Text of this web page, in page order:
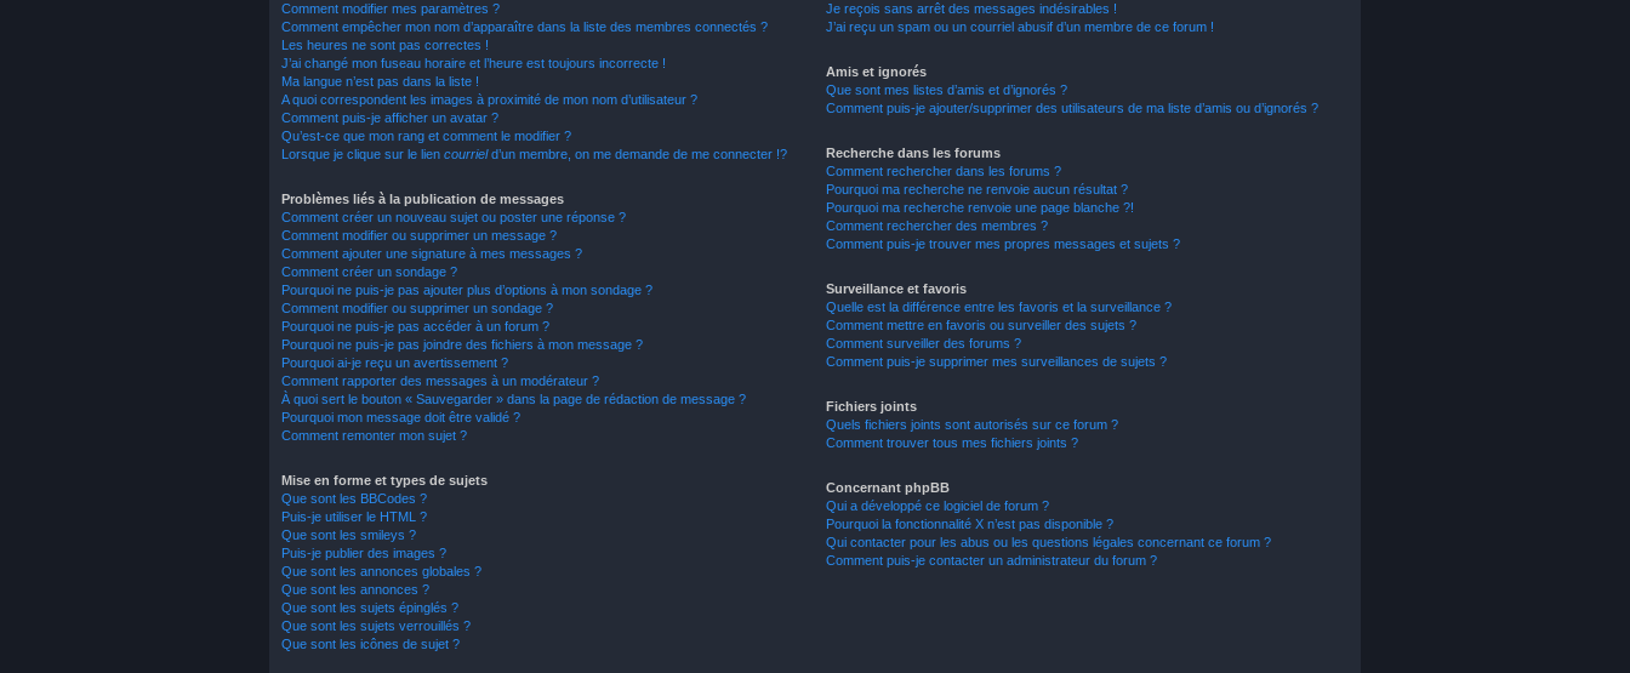
Comment modifier mes paramètres ?
Comment empêcher mon nom d’apparaître dans la liste des membres connectés ?
Les heures ne sont pas correctes !
J’ai changé mon fuseau horaire et l’heure est toujours incorrecte !
Ma langue n’est pas dans la liste !
A quoi correspondent les images à proximité de mon nom d’utilisateur ?
Comment puis-je afficher un avatar ?
Qu’est-ce que mon rang et comment le modifier ?
Lorsque je clique sur le lien courrield’un membre, on me demande de me connecter !?
Problèmes liés à la publication de messages
Comment créer un nouveau sujet ou poster une réponse ?
Comment modifier ou supprimer un message ?
Comment ajouter une signature à mes messages ?
Comment créer un sondage ?
Pourquoi ne puis-je pas ajouter plus d’options à mon sondage ?
Comment modifier ou supprimer un sondage ?
Pourquoi ne puis-je pas accéder à un forum ?
Pourquoi ne puis-je pas joindre des fichiers à mon message ?
Pourquoi ai-je reçu un avertissement ?
Comment rapporter des messages à un modérateur ?
À quoi sert le bouton « Sauvegarder » dans la page de rédaction de message ?
Pourquoi mon message doit être validé ?
Comment remonter mon sujet ?
Mise en forme et types de sujets
Que sont les BBCodes ?
Puis-je utiliser le HTML ?
Que sont les smileys ?
Puis-je publier des images ?
Que sont les annonces globales ?
Que sont les annonces ?
Que sont les sujets épinglés ?
Que sont les sujets verrouillés ?
Que sont les icônes de sujet ?
Je reçois sans arrêt des messages indésirables !
J’ai reçu un spam ou un courriel abusif d’un membre de ce forum !
Amis et ignorés
Que sont mes listes d’amis et d’ignorés ?
Comment puis-je ajouter/supprimer des utilisateurs de ma liste d’amis ou d’ignorés ?
Recherche dans les forums
Comment rechercher dans les forums ?
Pourquoi ma recherche ne renvoie aucun résultat ?
Pourquoi ma recherche renvoie une page blanche ?!
Comment rechercher des membres ?
Comment puis-je trouver mes propres messages et sujets ?
Surveillance et favoris
Quelle est la différence entre les favoris et la surveillance ?
Comment mettre en favoris ou surveiller des sujets ?
Comment surveiller des forums ?
Comment puis-je supprimer mes surveillances de sujets ?
Fichiers joints
Quels fichiers joints sont autorisés sur ce forum ?
Comment trouver tous mes fichiers joints ?
Concernant phpBB
Qui a développé ce logiciel de forum ?
Pourquoi la fonctionnalité X n’est pas disponible ?
Qui contacter pour les abus ou les questions légales concernant ce forum ?
Comment puis-je contacter un administrateur du forum ?